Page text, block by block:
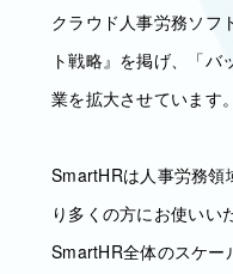
クラウド人事労務ソフ
ト戦略』を掲げ、「
業を拡大させています。
SmartHRは人事労務領
り多くの方にお使いい
SmartHR全体のスケー